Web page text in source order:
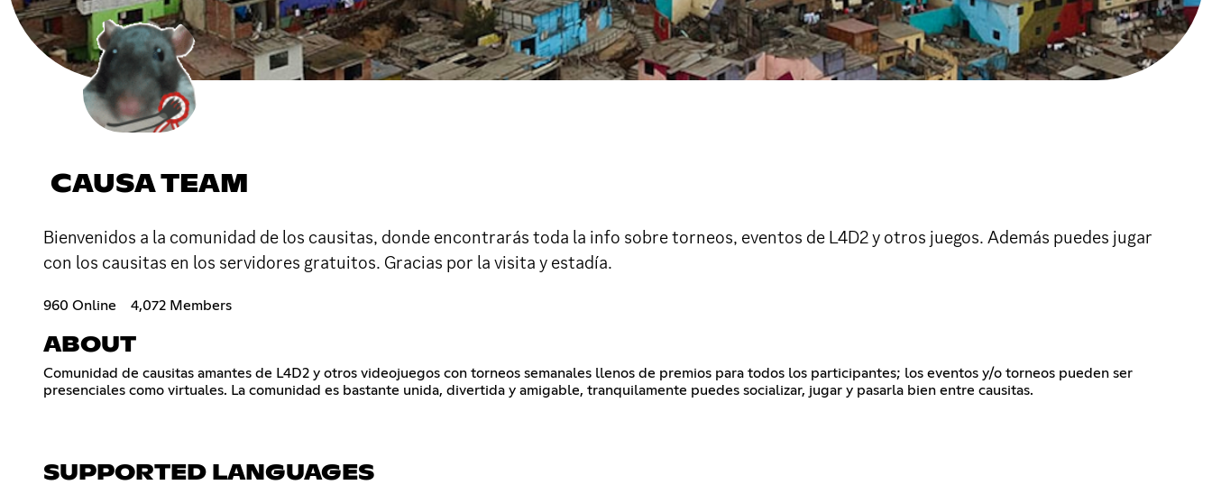
CAUSA TEAM
Bienvenidos a la comunidad de los causitas, donde encontrarás toda la info sobre torneos, eventos de L4D2 y otros juegos. Además puedes jugar
con los causitas en los servidores gratuitos. Gracias por la visita y estadía.
960 Online 4,072 Members
ABOUT
Comunidad de causitas amantes de L4D2 y otros videojuegos con torneos semanales llenos de premios para todos los participantes; los eventos y/o torneos pueden ser
presenciales como virtuales. La comunidad es bastante unida, divertida y amigable, tranquilamente puedes socializar, jugar y pasarla bien entre causitas.
SUPPORTED LANGUAGES